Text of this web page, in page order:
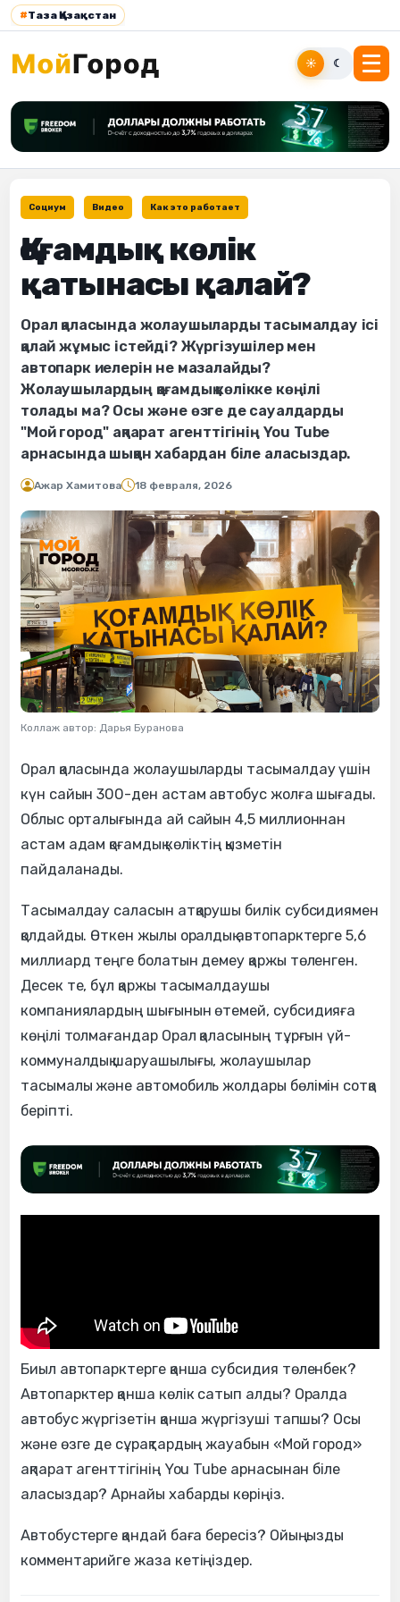
#Таза Қазақстан
☀ ☾
Социум Видео Как это работает
Қоғамдық көлік
қатынасы қалай?
Орал қаласында жолаушыларды тасымалдау ісі
қалай жұмыс істейді? Жүргізушілер мен
автопарк иелерін не мазалайды?
Жолаушылардың қоғамдық көлікке көңілі
толады ма? Осы және өзге де сауалдарды
"Мой город" ақпарат агенттігінің You Tube
арнасында шыққан хабардан біле аласыздар.
Ажар Хамитова 18 февраля, 2026
Коллаж автор: Дарья Буранова
Орал қаласында жолаушыларды тасымалдау үшін
күн сайын 300-ден астам автобус жолға шығады.
Облыс орталығында ай сайын 4,5 миллионнан
астам адам қоғамдық көліктің қызметін
пайдаланады.
Тасымалдау саласын атқарушы билік субсидиямен
қолдайды. Өткен жылы оралдық автопарктерге 5,6
миллиард теңге болатын демеу қаржы төленген.
Десек те, бұл қаржы тасымалдаушы
компаниялардың шығынын өтемей, субсидияға
көңілі толмағандар Орал қаласының тұрғын үй-
коммуналдық шаруашылығы, жолаушылар
тасымалы және автомобиль жолдары бөлімін сотқа
беріпті.
Биыл автопарктерге қанша субсидия төленбек?
Автопарктер қанша көлік сатып алды? Оралда
автобус жүргізетін қанша жүргізуші тапшы? Осы
және өзге де сұрақтардың жауабын «Мой город»
ақпарат агенттігінің You Tube арнасынан біле
аласыздар? Арнайы хабарды көріңіз.
Автобустерге қандай баға бересіз? Ойыңызды
комментарийге жаза кетіңіздер.